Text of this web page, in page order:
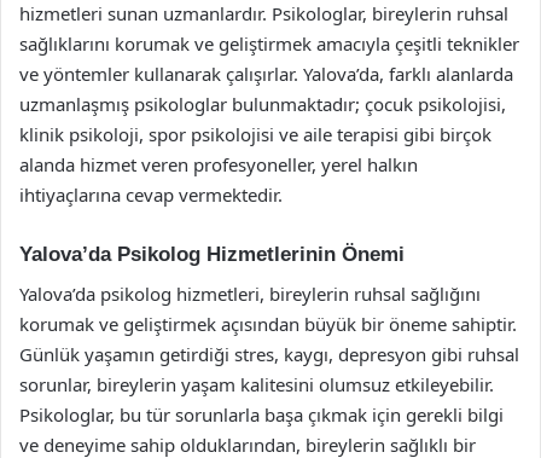
hizmetleri sunan uzmanlardır. Psikologlar, bireylerin ruhsal
sağlıklarını korumak ve geliştirmek amacıyla çeşitli teknikler
ve yöntemler kullanarak çalışırlar. Yalova’da, farklı alanlarda
uzmanlaşmış psikologlar bulunmaktadır; çocuk psikolojisi,
klinik psikoloji, spor psikolojisi ve aile terapisi gibi birçok
alanda hizmet veren profesyoneller, yerel halkın
ihtiyaçlarına cevap vermektedir.
Yalova’da Psikolog Hizmetlerinin Önemi
Yalova’da psikolog hizmetleri, bireylerin ruhsal sağlığını
korumak ve geliştirmek açısından büyük bir öneme sahiptir.
Günlük yaşamın getirdiği stres, kaygı, depresyon gibi ruhsal
sorunlar, bireylerin yaşam kalitesini olumsuz etkileyebilir.
Psikologlar, bu tür sorunlarla başa çıkmak için gerekli bilgi
ve deneyime sahip olduklarından, bireylerin sağlıklı bir